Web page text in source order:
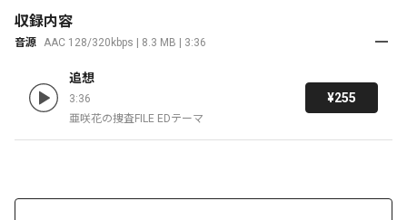
収録内容
音源 AAC 128/320kbps | 8.3 MB | 3:36
追想
3:36
亜咲花の捜査FILE EDテーマ
¥255